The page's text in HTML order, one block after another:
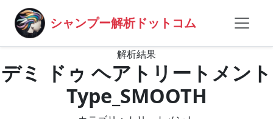
シャンプー解析ドットコム
解析結果
デミ ドゥ ヘアトリートメント
Type_SMOOTH